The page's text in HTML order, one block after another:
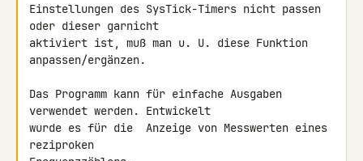
Einstellungen des SysTick-Timers nicht passen
oder dieser garnicht
aktiviert ist, muß man u. U. diese Funktion
anpassen/ergänzen.
Das Programm kann für einfache Ausgaben
verwendet werden. Entwickelt
wurde es für die  Anzeige von Messwerten eines
reziproken